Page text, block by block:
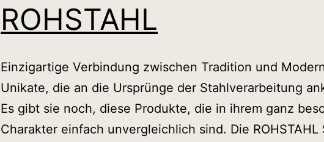
ROHSTAHL
Einzigartige Verbindung zwischen Tradition und
Unikate, die an die Ursprünge der Stahlverarbeitung
Es gibt sie noch, diese Produkte, die in ihrem ganz
Charakter einfach unvergleichlich sind. Die ROHSTAHL